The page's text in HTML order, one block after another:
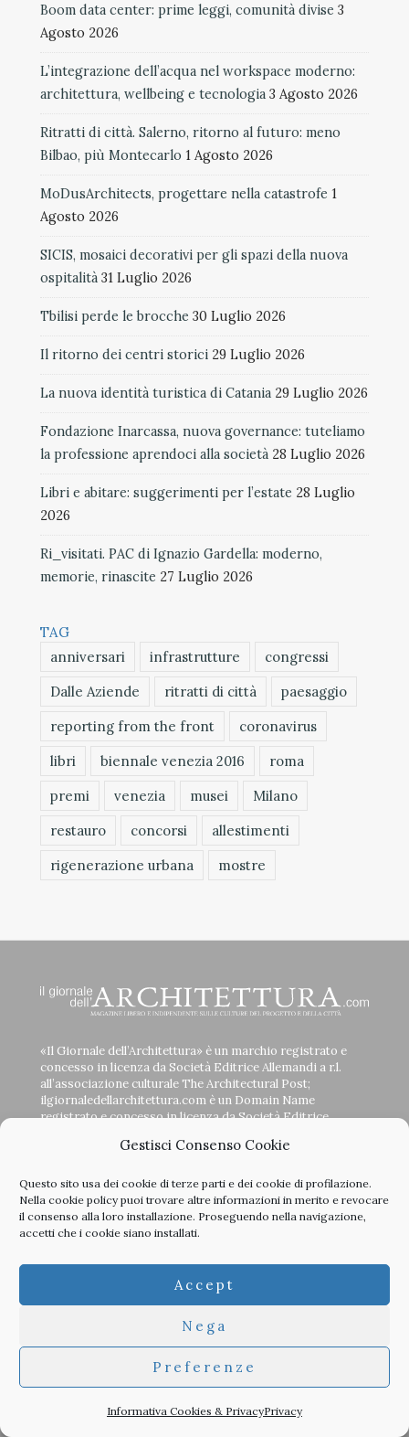
Gestisci Consenso Cookie
Questo sito usa dei cookie di terze parti e dei cookie di profilazione.
Nella cookie policypuoi trovare altre informazioni in merito e revocare
il consenso alla loro installazione. Proseguendo nella navigazione,
accetti che i cookie siano installati.
Accept
Nega
Preferenze
Informativa Cookies & PrivacyPrivacy
Boom data center: prime leggi, comunità divise 3
Agosto 2026
L’integrazione dell’acqua nel workspace moderno:
architettura, wellbeing e tecnologia 3 Agosto 2026
Ritratti di città. Salerno, ritorno al futuro: meno
Bilbao, più Montecarlo 1 Agosto 2026
MoDusArchitects, progettare nella catastrofe 1
Agosto 2026
SICIS, mosaici decorativi per gli spazi della nuova
ospitalità 31 Luglio 2026
Tbilisi perde le brocche 30 Luglio 2026
Il ritorno dei centri storici 29 Luglio 2026
La nuova identità turistica di Catania 29 Luglio 2026
Fondazione Inarcassa, nuova governance: tuteliamo
la professione aprendoci alla società 28 Luglio 2026
Libri e abitare: suggerimenti per l’estate 28 Luglio
2026
Ri_visitati. PAC di Ignazio Gardella: moderno,
memorie, rinascite 27 Luglio 2026
TAG
anniversari
infrastrutture
congressi
Dalle Aziende
ritratti di città
paesaggio
reporting from the front
coronavirus
libri
biennale venezia 2016
roma
premi
venezia musei
Milano
restauro
concorsi
allestimenti
rigenerazione urbana
mostre
«Il Giornale dell’Architettura» è un marchio registrato e
concesso in licenza da Società Editrice Allemandi a r.l.
all’associazione culturale The Architectural Post;
ilgiornaledellarchitettura.com è un Domain Name
registrato e concesso in licenza da Società Editrice
testata digitale, derivata e di proprietà di «Il Giornale
Umberto Allemandi & C. S.p.A., oggi Società Editrice
Allemandi a r.l.
x
LA STORIA DEL GIORNALE